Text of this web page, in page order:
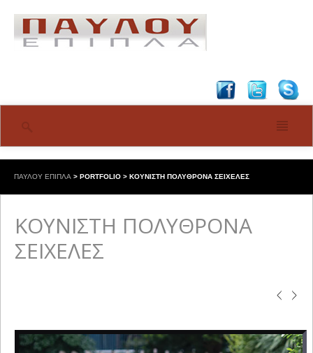
ΠΑΥΛΟΥ ΕΠΙΠΛΑ > PORTFOLIO > ΚΟΥΝΙΣΤΗ ΠΟΛΥΘΡΟΝΑ ΣΕΙΧΕΛΕΣ
ΚΟΥΝΙΣΤΗ ΠΟΛΥΘΡΟΝΑ
ΣΕΙΧΕΛΕΣ